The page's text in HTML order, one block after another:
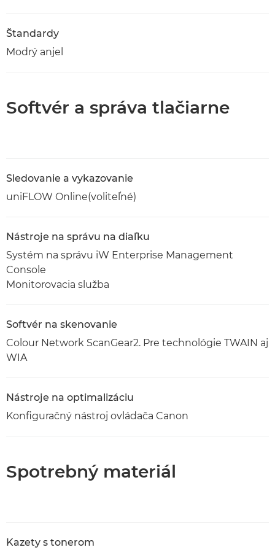
Štandardy
Modrý anjel
Softvér a správa tlačiarne
Sledovanie a vykazovanie
uniFLOW Online(voliteľné)
Nástroje na správu na diaľku
Systém na správu iW Enterprise Management
Console
Monitorovacia služba
Softvér na skenovanie
Colour Network ScanGear2. Pre technológie TWAIN aj
WIA
Nástroje na optimalizáciu
Konfiguračný nástroj ovládača Canon
Spotrebný materiál
Kazety s tonerom